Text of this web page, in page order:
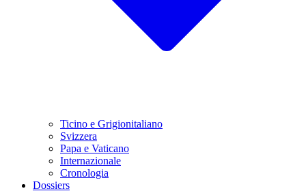
Ticino e Grigionitaliano
Svizzera
Papa e Vaticano
Internazionale
Cronologia
Dossiers